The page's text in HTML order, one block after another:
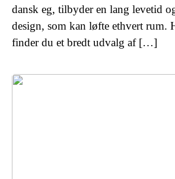
dansk eg, tilbyder en lang levetid
design, som kan løfte ethvert rum.
finder du et bredt udvalg af […]